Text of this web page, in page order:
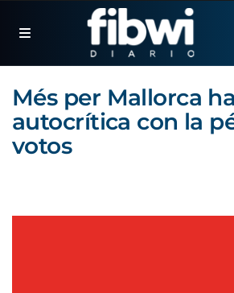
Més per Mallorca
autocrítica con la
votos